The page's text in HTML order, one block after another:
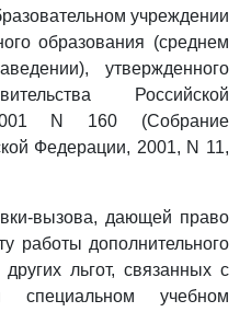
учреждении
образования (среднем
утвержденного
Российской
N 160 (Собрание
Федерации, 2001, N 11,
вызова, дающей право
работы дополнительного
льгот, связанных с
учебном